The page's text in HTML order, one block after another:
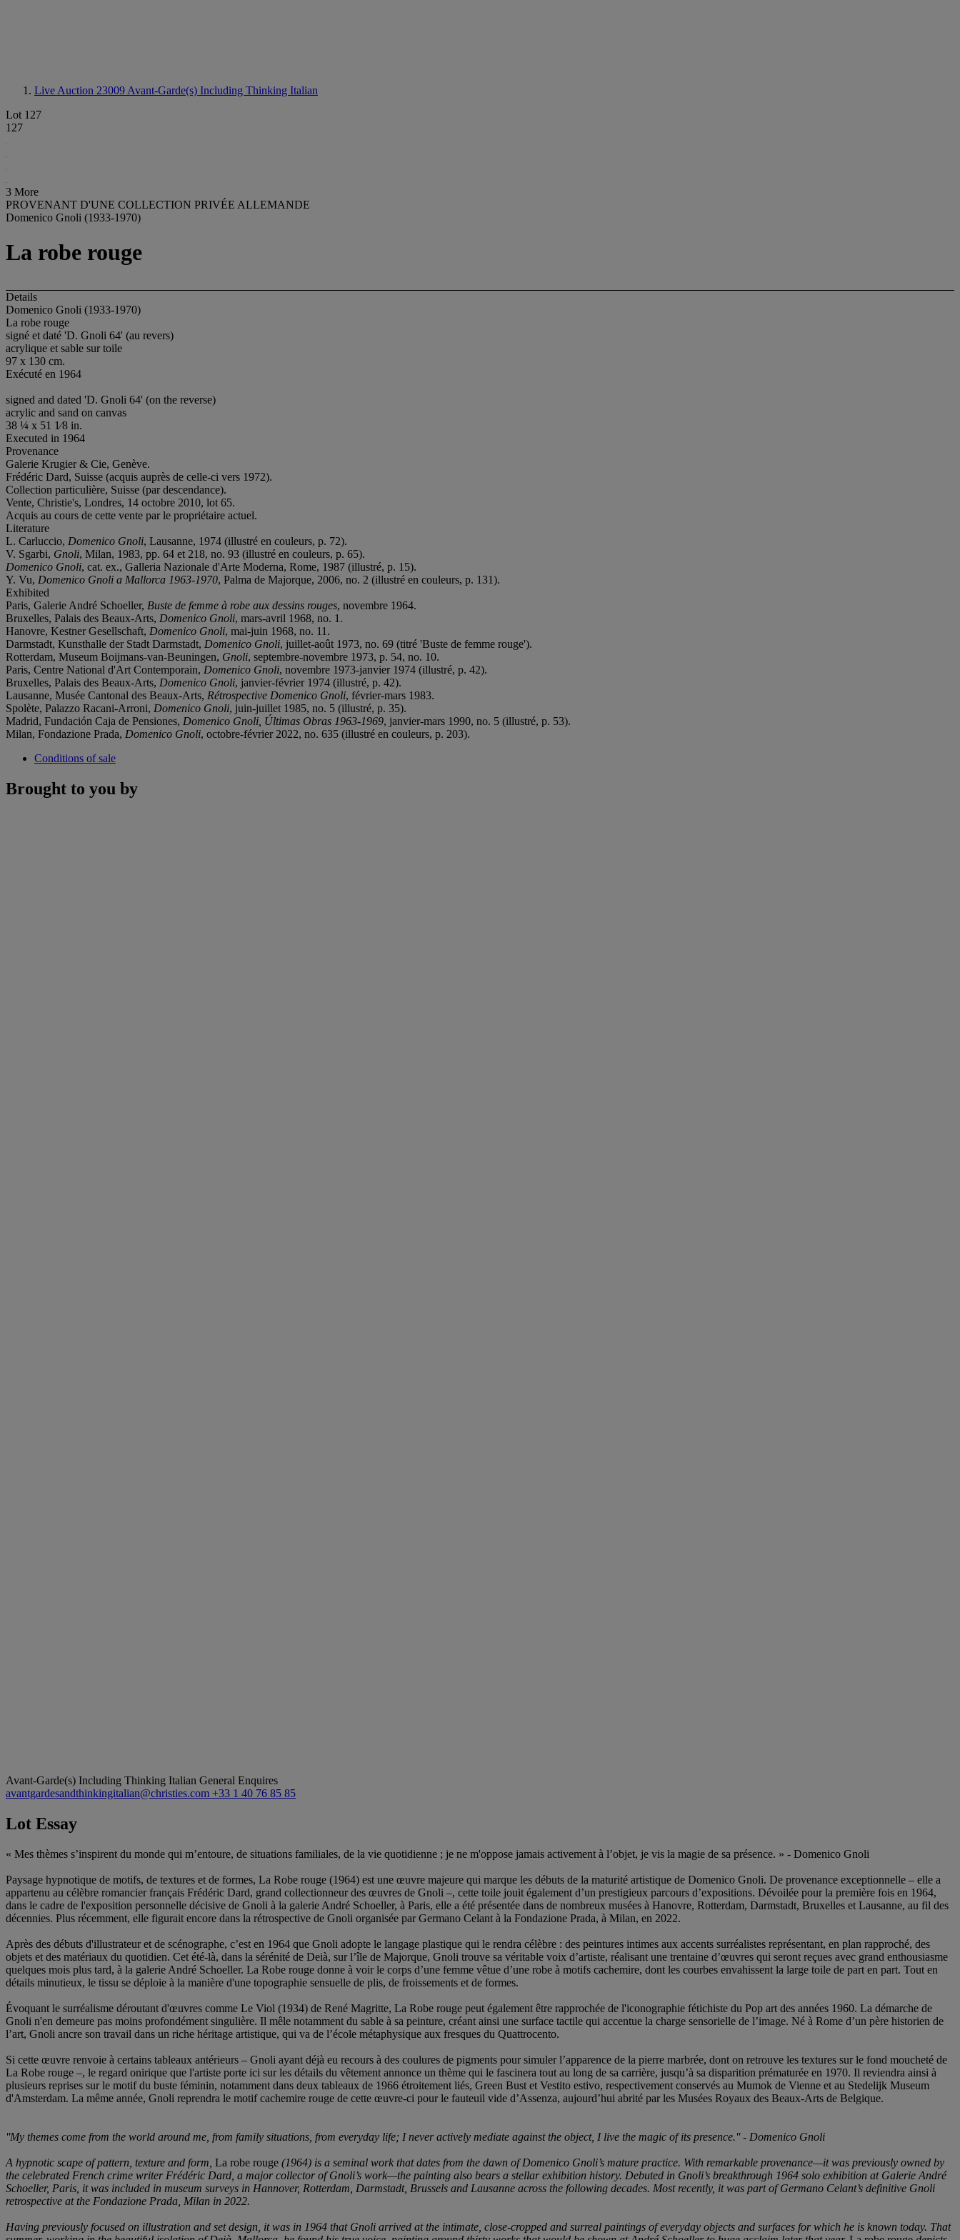
Live Auction 23009 Avant-Garde(s) Including Thinking Italian
Lot 127
127
3 More
PROVENANT D'UNE COLLECTION PRIVÉE ALLEMANDE
Domenico Gnoli (1933-1970)
La robe rouge
Details
Domenico Gnoli (1933-1970)
La robe rouge
signé et daté 'D. Gnoli 64' (au revers)
acrylique et sable sur toile
97 x 130 cm.
Exécuté en 1964
signed and dated 'D. Gnoli 64' (on the reverse)
acrylic and sand on canvas
38 ¼ x 51 1⁄8 in.
Executed in 1964
Provenance
Galerie Krugier & Cie, Genève.
Frédéric Dard, Suisse (acquis auprès de celle-ci vers 1972).
Collection particulière, Suisse (par descendance).
Vente, Christie's, Londres, 14 octobre 2010, lot 65.
Acquis au cours de cette vente par le propriétaire actuel.
Literature
L. Carluccio, Domenico Gnoli, Lausanne, 1974 (illustré en couleurs, p. 72).
V. Sgarbi, Gnoli, Milan, 1983, pp. 64 et 218, no. 93 (illustré en couleurs, p. 65).
Domenico Gnoli, cat. ex., Galleria Nazionale d'Arte Moderna, Rome, 1987 (illustré, p. 15).
Y. Vu, Domenico Gnoli a Mallorca 1963-1970, Palma de Majorque, 2006, no. 2 (illustré en couleurs, p. 131).
Exhibited
Paris, Galerie André Schoeller, Buste de femme à robe aux dessins rouges, novembre 1964.
Bruxelles, Palais des Beaux-Arts, Domenico Gnoli, mars-avril 1968, no. 1.
Hanovre, Kestner Gesellschaft, Domenico Gnoli, mai-juin 1968, no. 11.
Darmstadt, Kunsthalle der Stadt Darmstadt, Domenico Gnoli, juillet-août 1973, no. 69 (titré 'Buste de femme rouge').
Rotterdam, Museum Boijmans-van-Beuningen, Gnoli, septembre-novembre 1973, p. 54, no. 10.
Paris, Centre National d'Art Contemporain, Domenico Gnoli, novembre 1973-janvier 1974 (illustré, p. 42).
Bruxelles, Palais des Beaux-Arts, Domenico Gnoli, janvier-février 1974 (illustré, p. 42).
Lausanne, Musée Cantonal des Beaux-Arts, Rétrospective Domenico Gnoli, février-mars 1983.
Spolète, Palazzo Racani-Arroni, Domenico Gnoli, juin-juillet 1985, no. 5 (illustré, p. 35).
Madrid, Fundación Caja de Pensiones, Domenico Gnoli, Últimas Obras 1963-1969, janvier-mars 1990, no. 5 (illustré, p. 53).
Milan, Fondazione Prada, Domenico Gnoli, octobre-février 2022, no. 635 (illustré en couleurs, p. 203).
Conditions of sale
Brought to you by
Avant-Garde(s) Including Thinking Italian General Enquires
avantgardesandthinkingitalian@christies.com +33 1 40 76 85 85
Lot Essay
« Mes thèmes s’inspirent du monde qui m’entoure, de situations familiales, de la vie quotidienne ; je ne m'oppose jamais activement à l’objet, je vis la magie de sa présence. » - Domenico Gnoli
Paysage hypnotique de motifs, de textures et de formes, La Robe rouge (1964) est une œuvre majeure qui marque les débuts de la maturité artistique de Domenico Gnoli. De provenance exceptionnelle – elle a
appartenu au célèbre romancier français Frédéric Dard, grand collectionneur des œuvres de Gnoli –, cette toile jouit également d’un prestigieux parcours d’expositions. Dévoilée pour la première fois en 1964,
dans le cadre de l'exposition personnelle décisive de Gnoli à la galerie André Schoeller, à Paris, elle a été présentée dans de nombreux musées à Hanovre, Rotterdam, Darmstadt, Bruxelles et Lausanne, au fil des
décennies. Plus récemment, elle figurait encore dans la rétrospective de Gnoli organisée par Germano Celant à la Fondazione Prada, à Milan, en 2022.
Après des débuts d'illustrateur et de scénographe, c’est en 1964 que Gnoli adopte le langage plastique qui le rendra célèbre : des peintures intimes aux accents surréalistes représentant, en plan rapproché, des
objets et des matériaux du quotidien. Cet été-là, dans la sérénité de Deià, sur l’île de Majorque, Gnoli trouve sa véritable voix d’artiste, réalisant une trentaine d’œuvres qui seront reçues avec grand enthousiasme
quelques mois plus tard, à la galerie André Schoeller. La Robe rouge donne à voir le corps d’une femme vêtue d’une robe à motifs cachemire, dont les courbes envahissent la large toile de part en part. Tout en
détails minutieux, le tissu se déploie à la manière d'une topographie sensuelle de plis, de froissements et de formes.
Évoquant le surréalisme déroutant d'œuvres comme Le Viol (1934) de René Magritte, La Robe rouge peut également être rapprochée de l'iconographie fétichiste du Pop art des années 1960. La démarche de
Gnoli n'en demeure pas moins profondément singulière. Il mêle notamment du sable à sa peinture, créant ainsi une surface tactile qui accentue la charge sensorielle de l’image. Né à Rome d’un père historien de
l’art, Gnoli ancre son travail dans un riche héritage artistique, qui va de l’école métaphysique aux fresques du Quattrocento.
Si cette œuvre renvoie à certains tableaux antérieurs – Gnoli ayant déjà eu recours à des coulures de pigments pour simuler l’apparence de la pierre marbrée, dont on retrouve les textures sur le fond moucheté de
La Robe rouge –, le regard onirique que l'artiste porte ici sur les détails du vêtement annonce un thème qui le fascinera tout au long de sa carrière, jusqu’à sa disparition prématurée en 1970. Il reviendra ainsi à
plusieurs reprises sur le motif du buste féminin, notamment dans deux tableaux de 1966 étroitement liés, Green Bust et Vestito estivo, respectivement conservés au Mumok de Vienne et au Stedelijk Museum
d'Amsterdam. La même année, Gnoli reprendra le motif cachemire rouge de cette œuvre-ci pour le fauteuil vide d’Assenza, aujourd’hui abrité par les Musées Royaux des Beaux-Arts de Belgique.
''My themes come from the world around me, from family situations, from everyday life; I never actively mediate against the object, I live the magic of its presence.'' - Domenico Gnoli
A hypnotic scape of pattern, texture and form, La robe rouge (1964) is a seminal work that dates from the dawn of Domenico Gnoli’s mature practice. With remarkable provenance—it was previously owned by
the celebrated French crime writer Frédéric Dard, a major collector of Gnoli’s work—the painting also bears a stellar exhibition history. Debuted in Gnoli’s breakthrough 1964 solo exhibition at Galerie André
Schoeller, Paris, it was included in museum surveys in Hannover, Rotterdam, Darmstadt, Brussels and Lausanne across the following decades. Most recently, it was part of Germano Celant’s definitive Gnoli
retrospective at the Fondazione Prada, Milan in 2022.
Having previously focused on illustration and set design, it was in 1964 that Gnoli arrived at the intimate, close-cropped and surreal paintings of everyday objects and surfaces for which he is known today. That